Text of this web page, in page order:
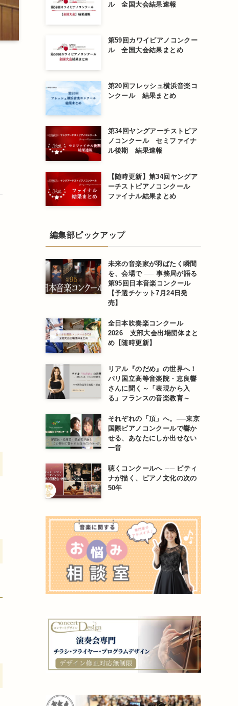
ル 全国大会結果速報
第59回カワイピアノコンクー
ル 全国大会結果まとめ
第20回フレッシュ横浜音楽コ
ンクール 結果まとめ
第34回ヤングアーチストピア
ノコンクール セミファイナ
ル後期 結果速報
【随時更新】第34回ヤングア
ーチストピアノコンクール
ファイナル結果まとめ
編集部ピックアップ
未来の音楽家が羽ばたく瞬間
を、会場で ── 事務局が語る
第95回日本音楽コンクール
【予選チケット7月24日発
売】
全日本吹奏楽コンクール
2026 支部大会出場団体まと
め【随時更新】
リアル『のだめ』の世界へ！
パリ国立高等音楽院・恵良響
さんに聞く～「表現から入
る」フランスの音楽教育～
それぞれの「頂」へ。──東京
国際ピアノコンクールで響か
せる、あなたにしか出せない
一音
聴くコンクールへ ── ピティ
ナが描く、ピアノ文化の次の
50年